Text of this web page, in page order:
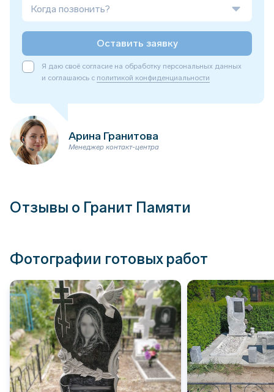
Когда позвонить?
Оставить заявку
Я даю своё согласие на обработку персональных данных
и соглашаюсь с политикой конфиденциальности
Арина Гранитова
Менеджер контакт-центра
Отзывы о Гранит Памяти
Фотографии готовых работ